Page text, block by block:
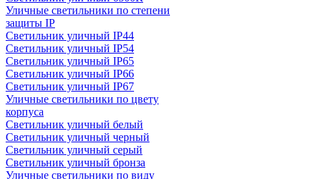
Уличные светильники по степени
защиты IP
Светильник уличный IP44
Светильник уличный IP54
Светильник уличный IP65
Светильник уличный IP66
Светильник уличный IP67
Уличные светильники по цвету
корпуса
Светильник уличный белый
Светильник уличный черный
Светильник уличный серый
Светильник уличный бронза
Уличные светильники по виду